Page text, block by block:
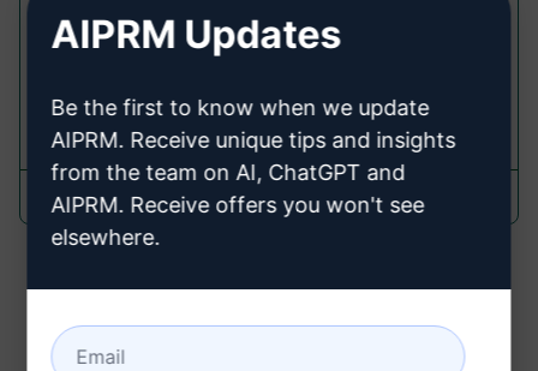
Partnerships Prompts
372 0
Caleb Nation February 3, 2024
Toplam Sayfa Sayısı : 1
AIPRM Updates
Be the first to know when we update
AIPRM. Receive unique tips and insights
from the team on AI, ChatGPT and
AIPRM. Receive offers you won't see
elsewhere.